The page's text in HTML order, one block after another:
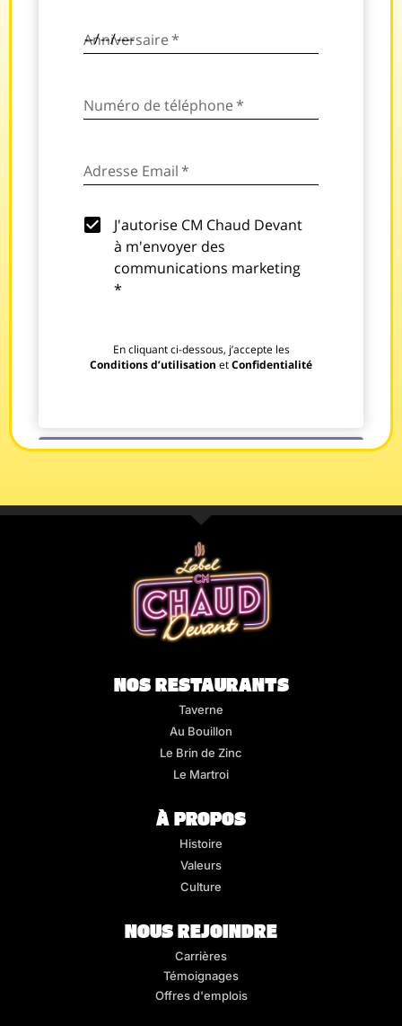
NOS RESTAURANTS
Taverne
Au Bouillon
Le Brin de Zinc
Le Martroi
À PROPOS
Histoire
Valeurs
Culture
NOUS REJOINDRE
Carrières
Témoignages
Offres d'emplois